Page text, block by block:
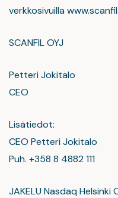
verkkosivuilla
SCANFIL OYJ
Petteri Jokitalo
CEO
Lisätiedot:
CEO Petteri Jokitalo
Puh. +358 8 4882 111
JAKELU Nasdaq Helsinki